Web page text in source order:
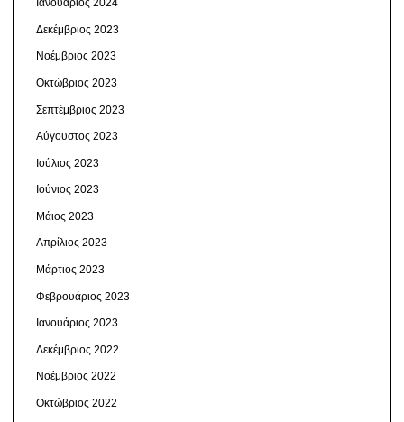
Ιανουάριος 2024
Δεκέμβριος 2023
Νοέμβριος 2023
Οκτώβριος 2023
Σεπτέμβριος 2023
Αύγουστος 2023
Ιούλιος 2023
Ιούνιος 2023
Μάιος 2023
Απρίλιος 2023
Μάρτιος 2023
Φεβρουάριος 2023
Ιανουάριος 2023
Δεκέμβριος 2022
Νοέμβριος 2022
Οκτώβριος 2022